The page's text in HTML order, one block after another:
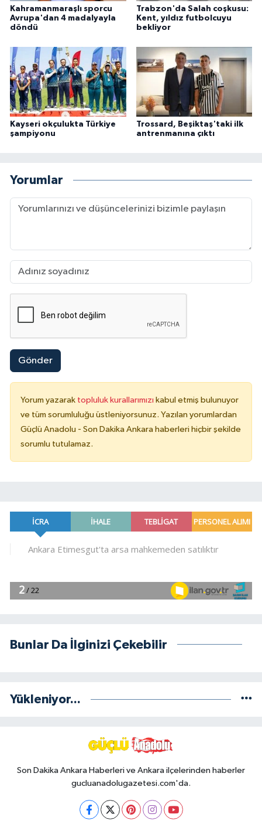
Kahramanmaraşlı sporcu
Avrupa'dan 4 madalyayla
döndü
Trabzon'da Salah coşkusu:
Kent, yıldız futbolcuyu
bekliyor
Kayseri okçulukta Türkiye
şampiyonu
Trossard, Beşiktaş'taki ilk
antrenmanına çıktı
Yorumlar
Gönder
Yorum yazarak topluluk kurallarımızı kabul etmiş bulunuyor
ve tüm sorumluluğu üstleniyorsunuz. Yazılan yorumlardan
Güçlü Anadolu - Son Dakika Ankara haberleri hiçbir şekilde
sorumlu tutulamaz.
Bunlar Da İlginizi Çekebilir
Yükleniyor...
Son Dakika Ankara Haberleri ve Ankara ilçelerinden haberler
gucluanadolugazetesi.com'da.